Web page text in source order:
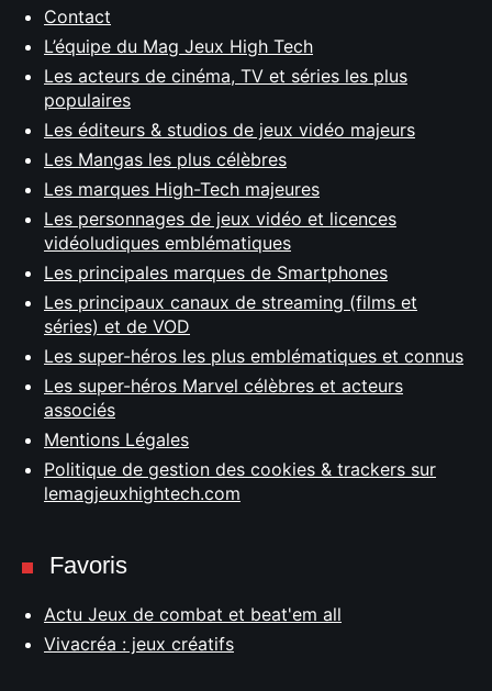
Contact
L’équipe du Mag Jeux High Tech
Les acteurs de cinéma, TV et séries les plus
populaires
Les éditeurs & studios de jeux vidéo majeurs
Les Mangas les plus célèbres
Les marques High-Tech majeures
Les personnages de jeux vidéo et licences
vidéoludiques emblématiques
Les principales marques de Smartphones
Les principaux canaux de streaming (films et
séries) et de VOD
Les super-héros les plus emblématiques et connus
Les super-héros Marvel célèbres et acteurs
associés
Mentions Légales
Politique de gestion des cookies & trackers sur
lemagjeuxhightech.com
Favoris
Actu Jeux de combat et beat'em all
Vivacréa : jeux créatifs